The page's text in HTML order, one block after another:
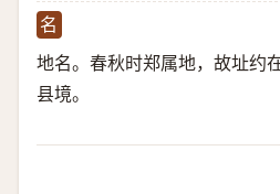
名
地名。春秋时郑属地，故址约
县境。